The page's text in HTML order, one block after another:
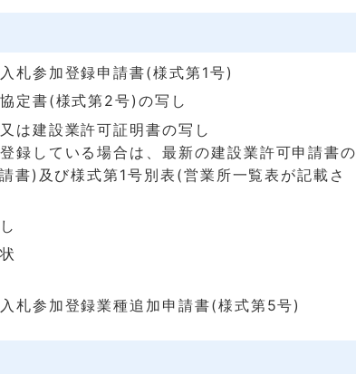
札参加登録申請書(様式第1号)
定書(様式第2号)の写し
は建設業許可証明書の写し
録している場合は、最新の建設業許可申請書の
書)及び様式第1号別表(営業所一覧表が記載さ
札参加登録業種追加申請書(様式第5号)